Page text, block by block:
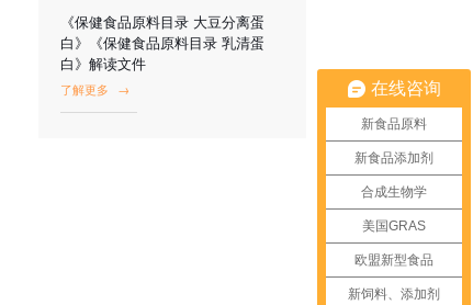
《保健食品原料目录 大豆分离蛋
白》《保健食品原料目录 乳清蛋
白》解读文件
了解更多 → 在线咨询
新食品原料
新食品添加剂
合成生物学
美国GRAS
欧盟新型食品
新饲料、添加剂